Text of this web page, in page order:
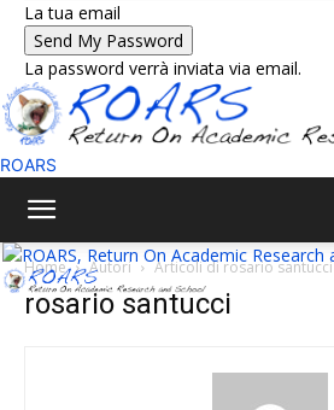
La tua email
La password verrà inviata via email.
ROARS
Home Autori Articoli di rosario santucci
rosario santucci